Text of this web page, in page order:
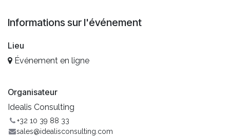
Informations sur l'événement
Lieu
Événement en ligne
Organisateur
Idealis Consulting
+32 10 39 88 33
sales@idealisconsulting.com